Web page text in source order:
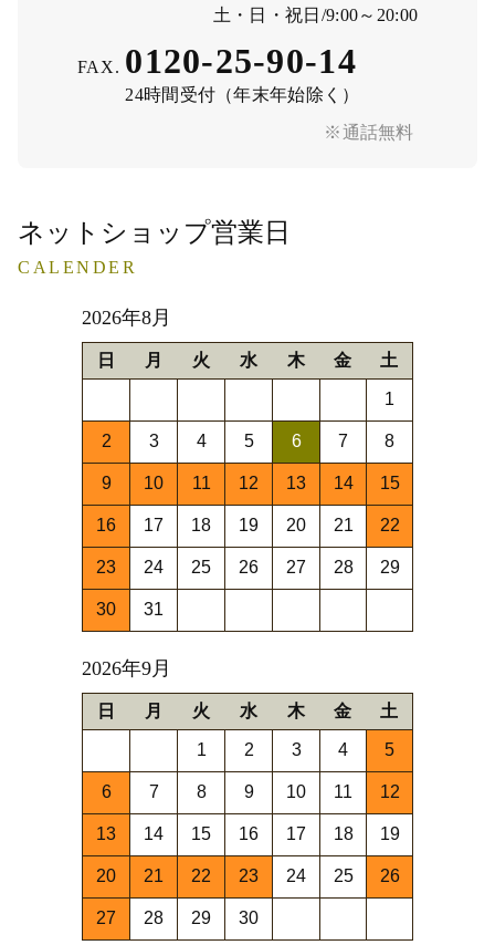
※通話無料
土・日・祝日/9:00～20:00
FAX. 0120-25-90-14
24時間受付（年末年始除く）
ネットショップ営業日
CALENDER
2026年8月
日 月 火 水 木 金 土
1
2 3 4 5 6 7 8
9 10 11 12 13 14 15
16 17 18 19 20 21 22
23 24 25 26 27 28 29
30 31
2026年9月
日 月 火 水 木 金 土
1 2 3 4 5
6 7 8 9 10 11 12
13 14 15 16 17 18 19
20 21 22 23 24 25 26
27 28 29 30